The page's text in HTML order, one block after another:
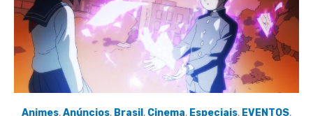
Animes,Anúncios, Brasil , Cinema, Especiais, EVENTOS,